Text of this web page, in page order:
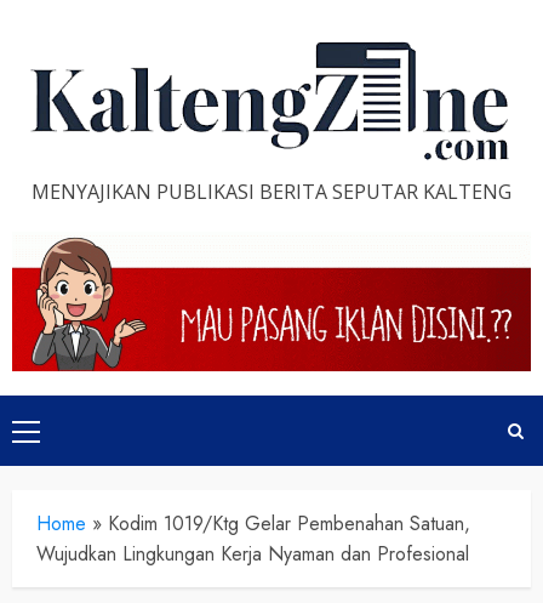
content
MENYAJIKAN PUBLIKASI BERITA SEPUTAR KALTENG
Primary
Menu
Home » Kodim 1019/Ktg Gelar Pembenahan Satuan,
Wujudkan Lingkungan Kerja Nyaman dan Profesional